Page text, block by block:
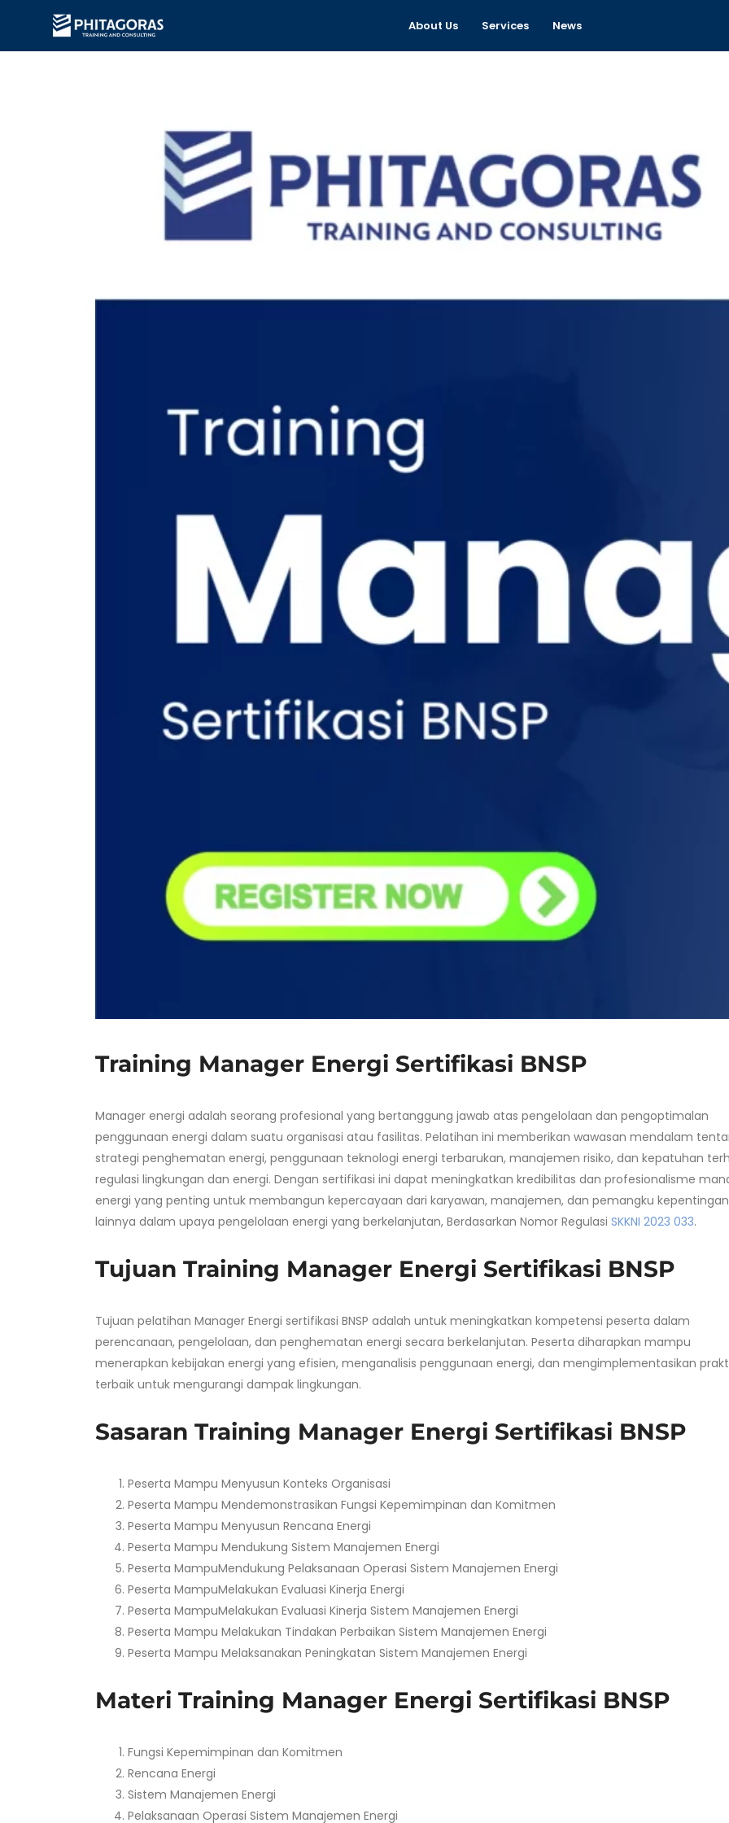
About Us Services News
Training Manager Energi Sertifikasi BNSP
Manager energi adalah seorang profesional yang bertanggung jawab atas pengelolaan dan pengoptimalan
penggunaan energi dalam suatu organisasi atau fasilitas. Pelatihan ini memberikan wawasan mendalam
strategi penghematan energi, penggunaan teknologi energi terbarukan, manajemen risiko, dan kepatuhan
regulasi lingkungan dan energi. Dengan sertifikasi ini dapat meningkatkan kredibilitas dan profesionalisme
energi yang penting untuk membangun kepercayaan dari karyawan, manajemen, dan pemangku kepentingan
lainnya dalam upaya pengelolaan energi yang berkelanjutan, Berdasarkan Nomor Regulasi SKKNI 2023 033.
Tujuan Training Manager Energi Sertifikasi BNSP
Tujuan pelatihan Manager Energi sertifikasi BNSP adalah untuk meningkatkan kompetensi peserta dalam
perencanaan, pengelolaan, dan penghematan energi secara berkelanjutan. Peserta diharapkan mampu
menerapkan kebijakan energi yang efisien, menganalisis penggunaan energi, dan mengimplementasikan
terbaik untuk mengurangi dampak lingkungan.
Sasaran Training Manager Energi Sertifikasi BNSP
Peserta Mampu Menyusun Konteks Organisasi
Peserta Mampu Mendemonstrasikan Fungsi Kepemimpinan dan Komitmen
Peserta Mampu Menyusun Rencana Energi
Peserta Mampu Mendukung Sistem Manajemen Energi
Peserta MampuMendukung Pelaksanaan Operasi Sistem Manajemen Energi
Peserta MampuMelakukan Evaluasi Kinerja Energi
Peserta MampuMelakukan Evaluasi Kinerja Sistem Manajemen Energi
Peserta Mampu Melakukan Tindakan Perbaikan Sistem Manajemen Energi
Peserta Mampu Melaksanakan Peningkatan Sistem Manajemen Energi
Materi Training Manager Energi Sertifikasi BNSP
Fungsi Kepemimpinan dan Komitmen
Rencana Energi
Sistem Manajemen Energi
Pelaksanaan Operasi Sistem Manajemen Energi